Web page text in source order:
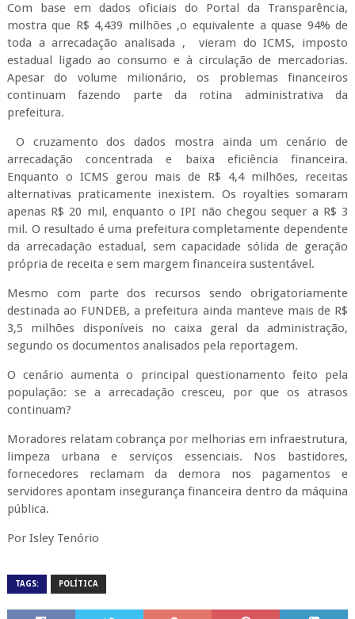
Com base em dados oficiais do Portal da Transparência,
mostra que R$ 4,439 milhões ,o equivalente a quase 94% de
toda a arrecadação analisada , vieram do ICMS, imposto
estadual ligado ao consumo e à circulação de mercadorias.
Apesar do volume milionário, os problemas financeiros
continuam fazendo parte da rotina administrativa da
prefeitura.
O cruzamento dos dados mostra ainda um cenário de
arrecadação concentrada e baixa eficiência financeira.
Enquanto o ICMS gerou mais de R$ 4,4 milhões, receitas
alternativas praticamente inexistem. Os royalties somaram
apenas R$ 20 mil, enquanto o IPI não chegou sequer a R$ 3
mil. O resultado é uma prefeitura completamente dependente
da arrecadação estadual, sem capacidade sólida de geração
própria de receita e sem margem financeira sustentável.
Mesmo com parte dos recursos sendo obrigatoriamente
destinada ao FUNDEB, a prefeitura ainda manteve mais de R$
3,5 milhões disponíveis no caixa geral da administração,
segundo os documentos analisados pela reportagem.
O cenário aumenta o principal questionamento feito pela
população: se a arrecadação cresceu, por que os atrasos
continuam?
Moradores relatam cobrança por melhorias em infraestrutura,
limpeza urbana e serviços essenciais. Nos bastidores,
fornecedores reclamam da demora nos pagamentos e
servidores apontam insegurança financeira dentro da máquina
pública.
Por Isley Tenório
TAGS: POLÍTICA